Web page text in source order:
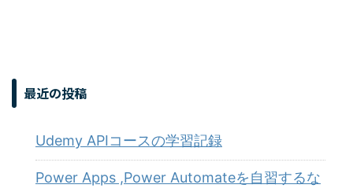
最近の投稿
Udemy APIコースの学習記録
Power Apps ,Power Automateを自習するな